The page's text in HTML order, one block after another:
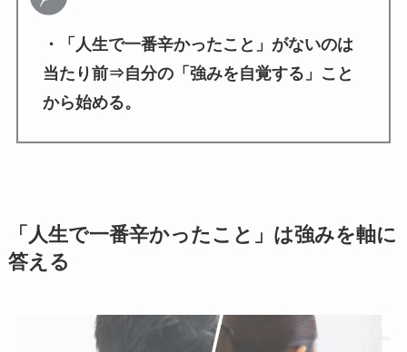
・「人生で一番辛かったこと」がないのは
当たり前⇒自分の「強みを自覚する」こと
から始める。
「人生で一番辛かったこと」は強みを軸に
答える